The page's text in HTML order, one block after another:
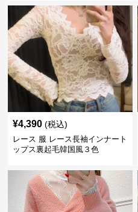
¥4,390 (税込)
レース 服 レース長袖インナート
ップス裏起毛韓国風３色